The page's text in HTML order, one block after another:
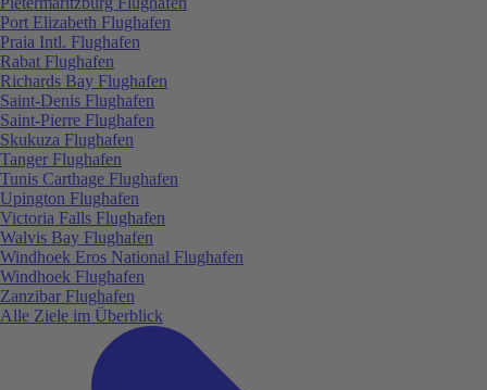
Port Elizabeth Flughafen
Praia Intl. Flughafen
Rabat Flughafen
Richards Bay Flughafen
Saint-Denis Flughafen
Saint-Pierre Flughafen
Skukuza Flughafen
Tanger Flughafen
Tunis Carthage Flughafen
Upington Flughafen
Victoria Falls Flughafen
Walvis Bay Flughafen
Windhoek Eros National Flughafen
Windhoek Flughafen
Zanzibar Flughafen
Alle Ziele im Überblick